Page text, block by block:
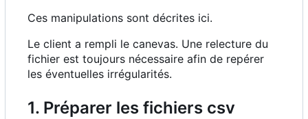
Ces manipulations sont décrites ici.
Le client a rempli le canevas. Une relecture du
fichier est toujours nécessaire afin de repérer
les éventuelles irrégularités.
1. Préparer les fichiers csv